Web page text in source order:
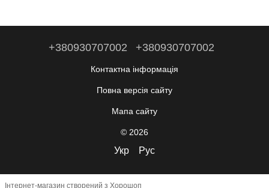
+380930707002 +380930707002
Контактна інформація
Повна версія сайту
Мапа сайту
© 2026
Укр Рус
Інтернет-магазин створений з Хорошоп